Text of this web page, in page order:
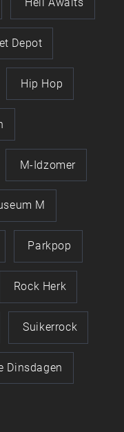
Depot
Hip Hop
M-Idzomer
M
Parkpop
Rock Herk
Suikerrock
Dinsdagen